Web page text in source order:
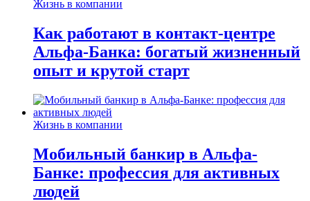
Жизнь в компании
Как работают в контакт-центре
Альфа-Банка: богатый жизненный
опыт и крутой старт
Жизнь в компании
Мобильный банкир в Альфа-
Банке: профессия для активных
людей